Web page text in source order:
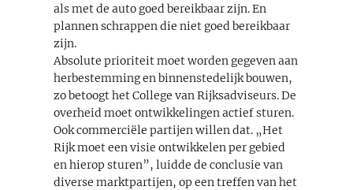
als met de auto goed bereikbaar zijn. En
plannen schrappen die niet goed bereikbaar
zijn.
Absolute prioriteit moet worden gegeven aan
herbestemming en binnenstedelijk bouwen,
zo betoogt het College van Rijksadviseurs. De
overheid moet ontwikkelingen actief sturen.
Ook commerciële partijen willen dat. „Het
Rijk moet een visie ontwikkelen per gebied
en hierop sturen”, luidde de conclusie van
diverse marktpartijen, op een treffen van het